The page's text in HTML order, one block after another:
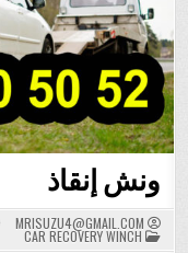
ونش إنقاذ
MRISUZU4@GMAIL.COM
POSTED
IN
CAR RECOVERY WINCH